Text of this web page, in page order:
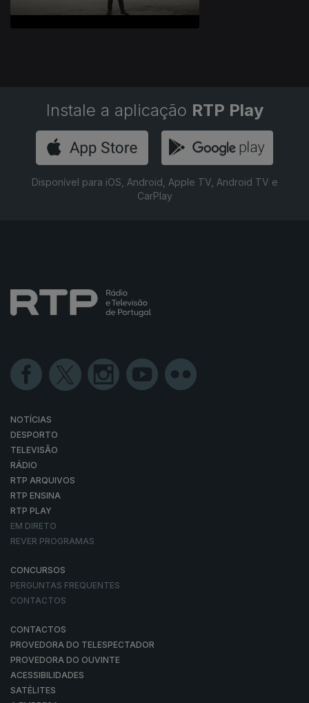
Instale a aplicação RTP Play
Disponível para iOS, Android, Apple TV, Android TV e
CarPlay
NOTÍCIAS
DESPORTO
TELEVISÃO
RÁDIO
RTP ARQUIVOS
RTP ENSINA
RTP PLAY
EM DIRETO
REVER PROGRAMAS
CONCURSOS
PERGUNTAS FREQUENTES
CONTACTOS
CONTACTOS
PROVEDORA DO TELESPECTADOR
PROVEDORA DO OUVINTE
ACESSIBILIDADES
SATÉLITES